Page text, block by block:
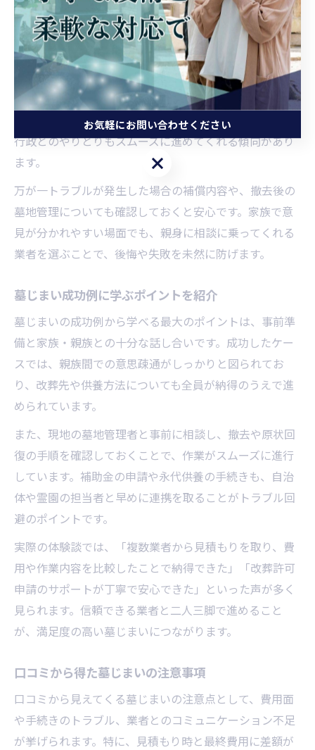
が信頼につながります。
業者の選定時は、複数社に見積もりを依頼し、費用の内
訳や追加料金の有無を比較しましょう。口コミサイトや
地域掲示板での評判も参考になりますが、実際に相談し
た際の対応や説明の丁寧さも重要な判断材料です。
また、改葬や永代供養の実績が豊富な業者は、手続きや
行政とのやりとりもスムーズに進めてくれる傾向があり
ます。
万が一トラブルが発生した場合の補償内容や、撤去後の
墓地管理についても確認しておくと安心です。家族で意
見が分かれやすい場面でも、親身に相談に乗ってくれる
業者を選ぶことで、後悔や失敗を未然に防げます。
墓じまい成功例に学ぶポイントを紹介
墓じまいの成功例から学べる最大のポイントは、事前準
備と家族・親族との十分な話し合いです。成功したケー
スでは、親族間での意思疎通がしっかりと図られてお
り、改葬先や供養方法についても全員が納得のうえで進
められています。
また、現地の墓地管理者と事前に相談し、撤去や原状回
復の手順を確認しておくことで、作業がスムーズに進行
しています。補助金の申請や永代供養の手続きも、自治
体や霊園の担当者と早めに連携を取ることがトラブル回
避のポイントです。
実際の体験談では、「複数業者から見積もりを取り、費
用や作業内容を比較したことで納得できた」「改葬許可
申請のサポートが丁寧で安心できた」といった声が多く
見られます。信頼できる業者と二人三脚で進めること
が、満足度の高い墓じまいにつながります。
口コミから得た墓じまいの注意事項
口コミから見えてくる墓じまいの注意点として、費用面
や手続きのトラブル、業者とのコミュニケーション不足
が挙げられます。特に、見積もり時と最終費用に差額が
お気軽にお問い合わせください
お気軽にお問い合わせください